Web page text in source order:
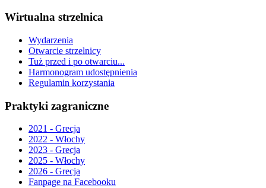
Wirtualna strzelnica
Wydarzenia
Otwarcie strzelnicy
Tuż przed i po otwarciu...
Harmonogram udostępnienia
Regulamin korzystania
Praktyki zagraniczne
2021 - Grecja
2022 - Włochy
2023 - Grecja
2025 - Włochy
2026 - Grecja
Fanpage na Facebooku